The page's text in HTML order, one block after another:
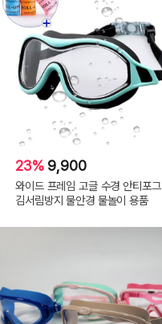
23% 9,900
와이드 프레임 고글 수경 안티포그
김서림방지 물안경 물놀이 용품